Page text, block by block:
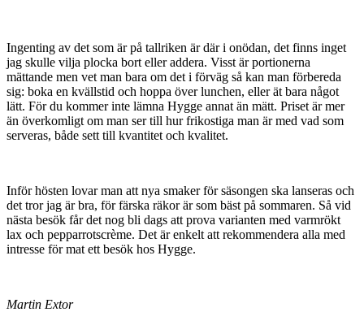
Ingenting av det som är på tallriken är där i onödan, det finns inget
jag skulle vilja plocka bort eller addera. Visst är portionerna
mättande men vet man bara om det i förväg så kan man förbereda
sig: boka en kvällstid och hoppa över lunchen, eller ät bara något
lätt. För du kommer inte lämna Hygge annat än mätt. Priset är mer
än överkomligt om man ser till hur frikostiga man är med vad som
serveras, både sett till kvantitet och kvalitet.
Inför hösten lovar man att nya smaker för säsongen ska lanseras och
det tror jag är bra, för färska räkor är som bäst på sommaren. Så vid
nästa besök får det nog bli dags att prova varianten med varmrökt
lax och pepparrotscrème. Det är enkelt att rekommendera alla med
intresse för mat ett besök hos Hygge.
Martin Extor